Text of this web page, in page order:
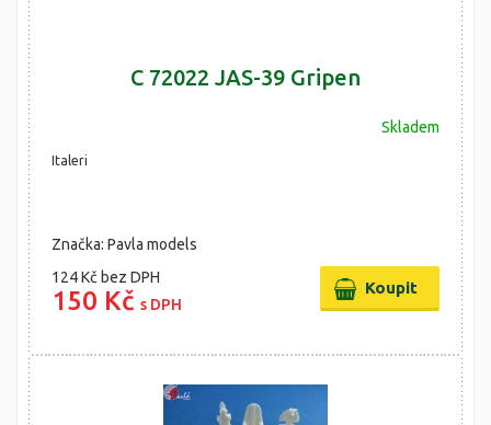
C 72022 JAS-39 Gripen
Skladem
Italeri
Značka: Pavla models
124 Kč bez DPH
150 Kč s DPH